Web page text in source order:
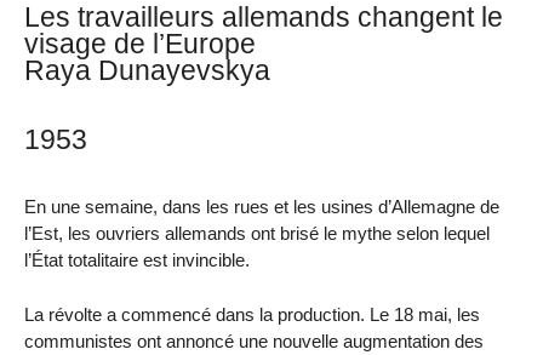
Les travailleurs allemands changent le
visage de l’Europe
Raya Dunayevskya
1953
En une semaine, dans les rues et les usines d’Allemagne de
l’Est, les ouvriers allemands ont brisé le mythe selon lequel
l’État totalitaire est invincible.
La révolte a commencé dans la production. Le 18 mai, les
communistes ont annoncé une nouvelle augmentation des